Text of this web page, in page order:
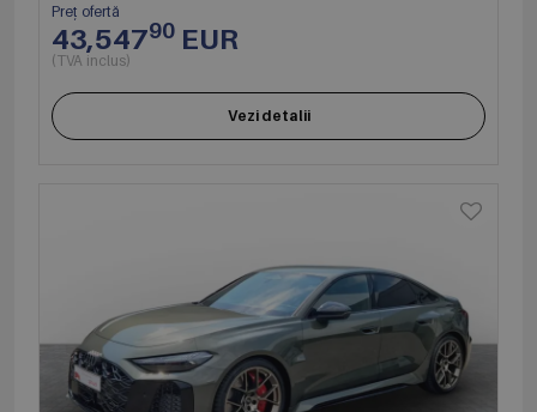
Preț ofertă
43,54790 EUR
(TVA inclus)
Vezi detalii